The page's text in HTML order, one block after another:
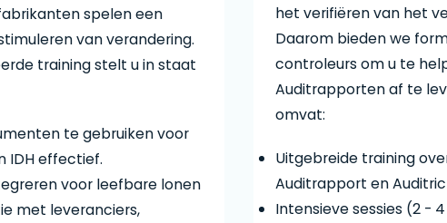
spelen een
van verandering.
training stelt u in staat
te gebruiken voor
IDH effectief.
voor leefbare lonen
met leveranciers,
het verifiëren van het
Daarom bieden we
controleurs om u te
Auditrapporten af te
omvat:
Uitgebreide training
Auditrapport en
Intensieve sessies (2 -